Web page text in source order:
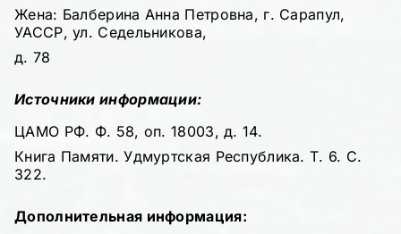
Жена: Балберина Анна Петровна, г. Сарапул,
УАССР, ул. Седельникова,
д. 78
Источники информации:
ЦАМО РФ. Ф. 58, оп. 18003, д. 14.
Книга Памяти. Удмуртская Республика. Т. 6. С.
322.
Дополнительная информация: